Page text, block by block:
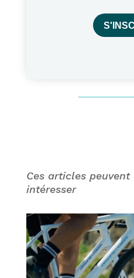
Ces articles peuvent
intéresser